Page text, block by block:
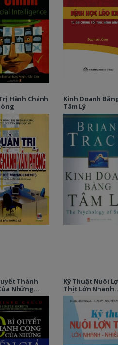
Hành Chánh
Kinh Doanh
Tâm Lý
Thành
Những
Mc Tài Năng
Giới
Kỹ Thuật Nuôi
Thịt Lớn Nhanh
Nhiều Nạc